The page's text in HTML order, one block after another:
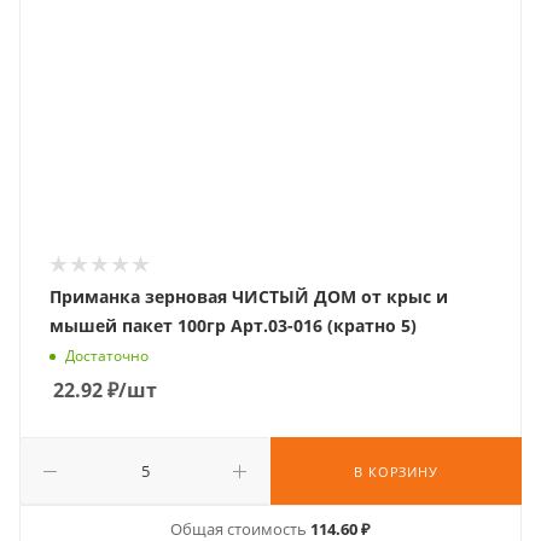
Приманка зерновая ЧИСТЫЙ ДОМ от крыс и
мышей пакет 100гр Арт.03-016 (кратно 5)
Достаточно
22.92₽/шт
В КОРЗИНУ
Общая стоимость 114.60 ₽